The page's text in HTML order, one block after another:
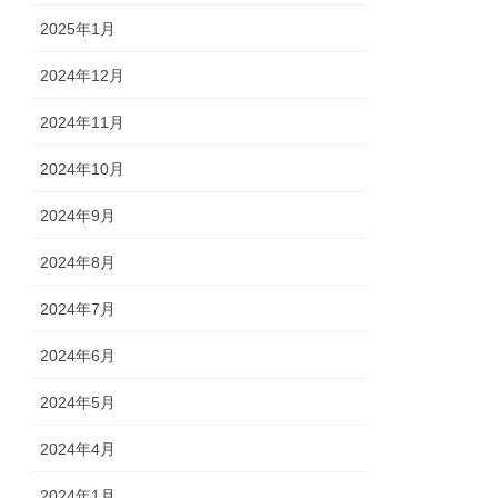
2025年1月
2024年12月
2024年11月
2024年10月
2024年9月
2024年8月
2024年7月
2024年6月
2024年5月
2024年4月